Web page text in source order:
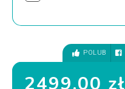
POLUB
2499.00 zł